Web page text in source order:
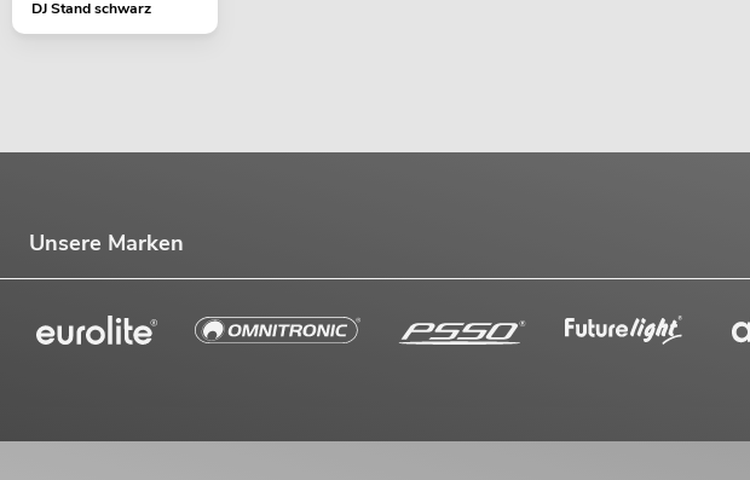
DJ Stand schwarz
Unsere Marken